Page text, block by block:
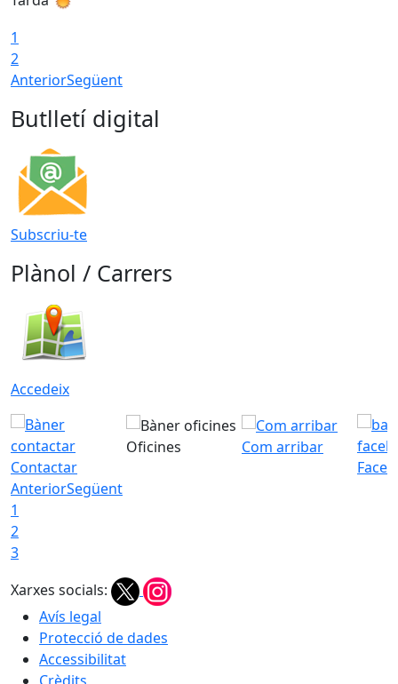
1
2
AnteriorSegüent
Butlletí digital
Subscriu-te
Plànol / Carrers
Accedeix
Contactar
Oficines
Com arribar
AnteriorSegüent
1
2
3
Xarxes socials:
Avís legal
Protecció de dades
Accessibilitat